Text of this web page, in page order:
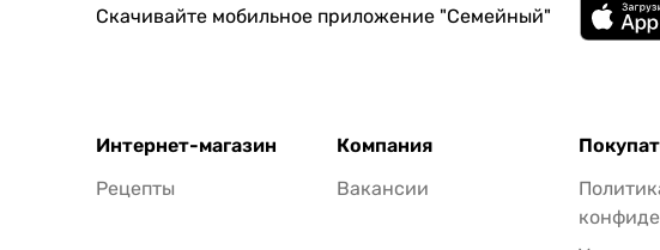
Sа
Скачивайте мобильное приложение "Семейный"
Интернет-магазин
Рецепты
Компания
Вакансии